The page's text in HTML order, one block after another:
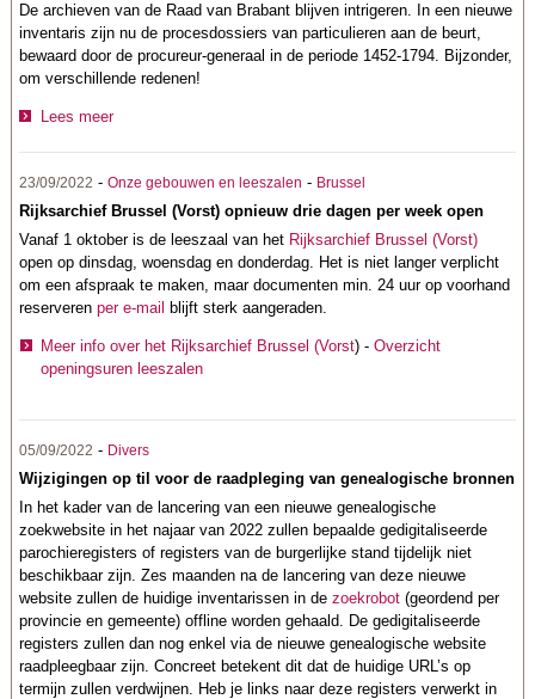
De archieven van de Raad van Brabant blijven intrigeren. In een nieuwe
inventaris zijn nu de procesdossiers van particulieren aan de beurt,
bewaard door de procureur-generaal in de periode 1452-1794. Bijzonder,
om verschillende redenen!
Lees meer
23/09/2022 -Onze gebouwen en leeszalen - Brussel
Rijksarchief Brussel (Vorst) opnieuw drie dagen per week open
Vanaf 1 oktober is de leeszaal van het Rijksarchief Brussel (Vorst)
open op dinsdag, woensdag en donderdag. Het is niet langer verplicht
om een afspraak te maken, maar documenten min. 24 uur op voorhand
reserverenper e-mail blijft sterk aangeraden.
Meer info over het Rijksarchief Brussel (Vorst) -Overzicht
openingsuren leeszalen
05/09/2022 - Divers
Wijzigingen op til voor de raadpleging van genealogische bronnen
In het kader van de lancering van een nieuwe genealogische
zoekwebsite in het najaar van 2022 zullen bepaalde gedigitaliseerde
parochieregisters of registers van de burgerlijke stand tijdelijk niet
beschikbaar zijn. Zes maanden na de lancering van deze nieuwe
website zullen de huidige inventarissen in dezoekrobot (geordend per
provincie en gemeente) offline worden gehaald. De gedigitaliseerde
registers zullen dan nog enkel via de nieuwe genealogische website
raadpleegbaar zijn. Concreet betekent dit dat de huidige URL’s op
termijn zullen verdwijnen. Heb je links naar deze registers verwerkt in